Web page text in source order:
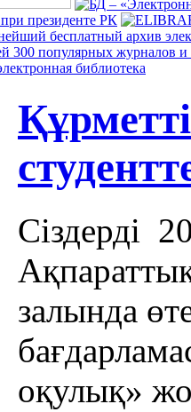
Сіздерді
залында
оқулық»